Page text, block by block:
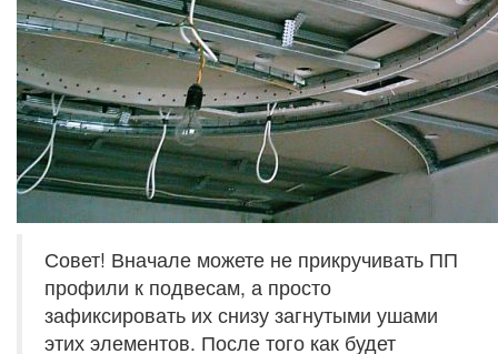
Совет! Вначале можете не прикручивать ПП
профили к подвесам, а просто
зафиксировать их снизу загнутыми ушами
этих элементов. После того как будет